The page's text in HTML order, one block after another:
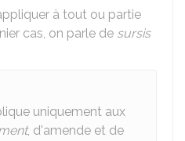
à tout ou partie
cas, on parle de sursis
uniquement aux
, d'amende et de